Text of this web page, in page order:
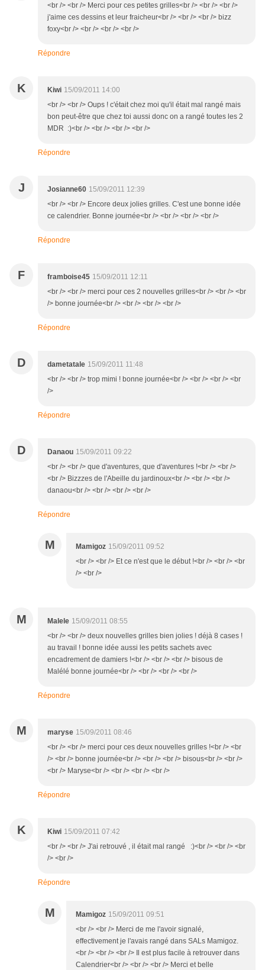
<br /> <br /> Merci pour ces petites grilles<br /> <br /> <br />
j'aime ces dessins et leur fraicheur<br /> <br /> <br /> bizz
foxy<br /> <br /> <br /> <br />
Répondre
K Kiwi 15/09/2011 14:00
<br /> <br /> Oups ! c'était chez moi qu'il était mal rangé mais
bon peut-être que chez toi aussi donc on a rangé toutes les 2
MDR :)<br /> <br /> <br /> <br />
Répondre
J Josianne60 15/09/2011 12:39
<br /> <br /> Encore deux jolies grilles. C'est une bonne idée
ce calendrier. Bonne journée<br /> <br /> <br /> <br />
Répondre
F framboise45 15/09/2011 12:11
<br /> <br /> merci pour ces 2 nouvelles grilles<br /> <br /> <br
/> bonne journée<br /> <br /> <br /> <br />
Répondre
D dametatale 15/09/2011 11:48
<br /> <br /> trop mimi ! bonne journée<br /> <br /> <br /> <br
/>
Répondre
D Danaou 15/09/2011 09:22
<br /> <br /> que d'aventures, que d'aventures !<br /> <br />
<br /> Bizzzes de l'Abeille du jardinoux<br /> <br /> <br />
danaou<br /> <br /> <br /> <br />
Répondre
M Mamigoz 15/09/2011 09:52
<br /> <br /> Et ce n'est que le début !<br /> <br /> <br
/> <br />
M Malele 15/09/2011 08:55
<br /> <br /> deux nouvelles grilles bien jolies ! déjà 8 cases !
au travail ! bonne idée aussi les petits sachets avec
encadrement de damiers !<br /> <br /> <br /> bisous de
Malélé bonne journée<br /> <br /> <br /> <br />
Répondre
M maryse 15/09/2011 08:46
<br /> <br /> merci pour ces deux nouvelles grilles !<br /> <br
/> <br /> bonne journée<br /> <br /> <br /> bisous<br /> <br />
<br /> Maryse<br /> <br /> <br /> <br />
Répondre
K Kiwi 15/09/2011 07:42
<br /> <br /> J'ai retrouvé , il était mal rangé :)<br /> <br /> <br
/> <br />
Répondre
M Mamigoz 15/09/2011 09:51
<br /> <br /> Merci de me l'avoir signalé,
effectivement je l'avais rangé dans SALs Mamigoz.
<br /> <br /> <br /> Il est plus facile à retrouver dans
Calendrier<br /> <br /> <br /> Merci et belle